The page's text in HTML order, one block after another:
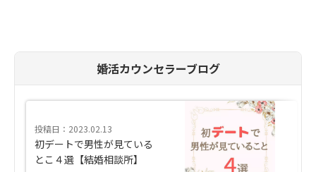
婚活カウンセラーブログ
投稿日：2023.02.13
初デートで男性が見ている
とこ４選【結婚相談所】